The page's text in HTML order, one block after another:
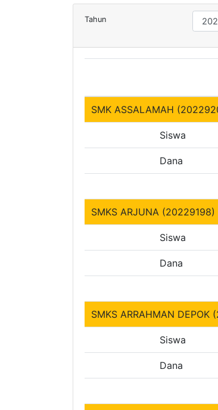
Tahun
SMK ASSALAMAH
Siswa
Dana
SMKS ARJUNA (20229198)
Siswa
Dana
SMKS ARRAHMAN DEPOK
Siswa
Dana